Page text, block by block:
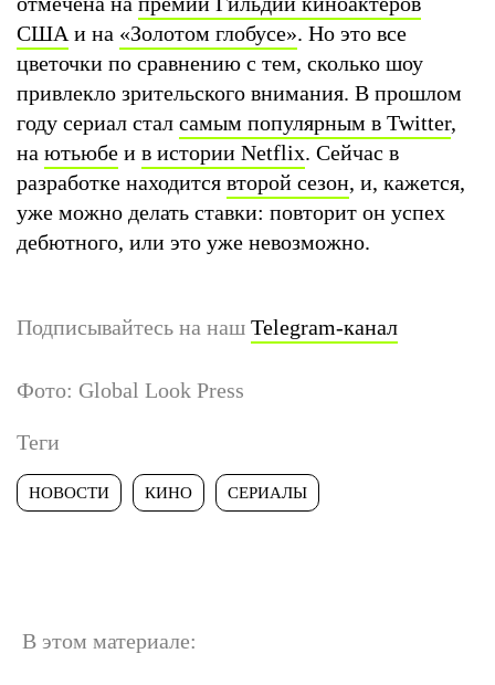
США и на «Золотом глобусе». Но это все
цветочки по сравнению с тем, сколько шоу
привлекло зрительского внимания. В прошлом
году сериал стал самым популярным в Twitter,
на ютьюбе и в истории Netflix. Сейчас в
разработке находится второй сезон, и, кажется,
уже можно делать ставки: повторит он успех
дебютного, или это уже невозможно.
Подписывайтесь на наш Telegram-канал
Фото: Global Look Press
Теги
НОВОСТИ КИНО СЕРИАЛЫ
В этом материале: